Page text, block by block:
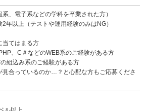
系、電子系などの学科を卒業された方）
2年以上（テストや運用経験のみはNG）
てはまる方
、C＃などのWEB系のご経験がある方
組込み系のご経験がある方
合っているのか…？と心配な方もご応募くださ